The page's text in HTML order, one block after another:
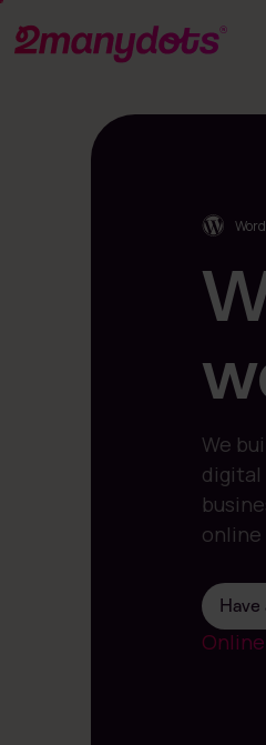
We
digital
online
Have